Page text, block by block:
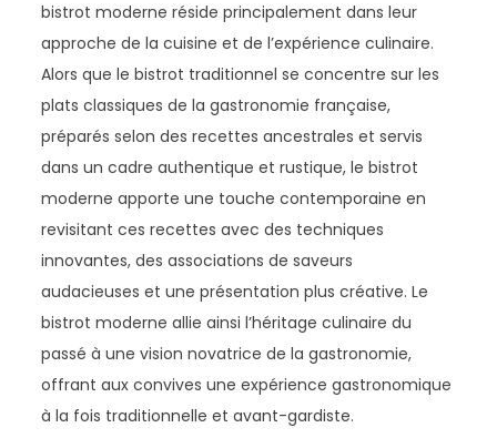
bistrot moderne réside principalement dans leur
approche de la cuisine et de l’expérience culinaire.
Alors que le bistrot traditionnel se concentre sur les
plats classiques de la gastronomie française,
préparés selon des recettes ancestrales et servis
dans un cadre authentique et rustique, le bistrot
moderne apporte une touche contemporaine en
revisitant ces recettes avec des techniques
innovantes, des associations de saveurs
audacieuses et une présentation plus créative. Le
bistrot moderne allie ainsi l’héritage culinaire du
passé à une vision novatrice de la gastronomie,
offrant aux convives une expérience gastronomique
à la fois traditionnelle et avant-gardiste.